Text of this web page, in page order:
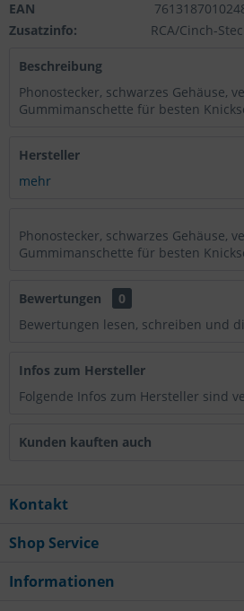
EAN
Zusatzinfo:
RCA/Cinch-
Beschreibung
Phonostecker, schwarzes Gehäuse,
Gummimanschette für besten
Hersteller
mehr
Phonostecker, schwarzes Gehäuse,
Gummimanschette für besten
Bewertungen
0
Bewertungen lesen, schreiben und
Infos zum Hersteller
Folgende Infos zum Hersteller sind
Kunden kauften auch
Kontakt
Shop Service
Informationen